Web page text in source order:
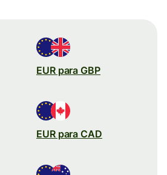
EUR para GBP
EUR para CAD